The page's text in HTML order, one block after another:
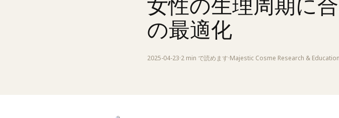
の最適化
2025-04-23·2 min で読めます·Majestic Cosme Research &